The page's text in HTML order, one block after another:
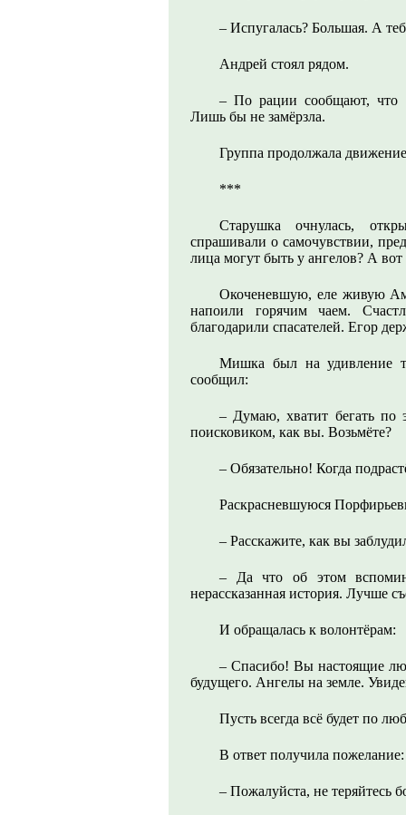
– Испугалась? Большая. А
Андрей стоял рядом.
– По рации сообщают, что
Лишь бы не замёрзла.
Группа продолжала
***
Старушка очнулась,
спрашивали о самочувствии,
лица могут быть у ангелов? А вот
Окоченевшую, еле живую
напоили горячим чаем.
благодарили спасателей. Егор
Мишка был на удивление
сообщил:
– Думаю, хватит бегать по
поисковиком, как вы. Возьмёте?
– Обязательно! Когда
Раскрасневшуюся
– Расскажите, как вы
– Да что об этом
нерассказанная история. Лучше
И обращалась к волонтёрам:
– Спасибо! Вы настоящие
будущего. Ангелы на земле.
Пусть всегда всё будет по
В ответ получила пожелание:
– Пожалуйста, не теряйтесь